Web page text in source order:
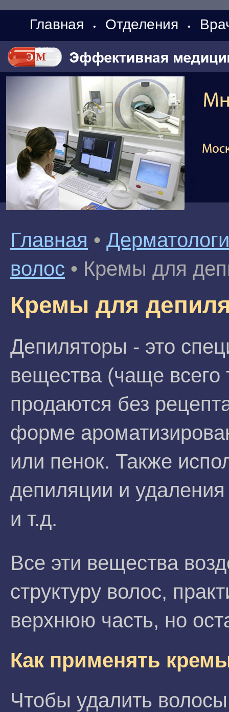
Главная • Отделения •
Главная •
волос • Кремы для
Кремы для
Депиляторы - это
вещества (чаще всего
продаются без
форме
или пенок. Также
депиляции и
и т.д.
Все эти вещества
структуру волос,
верхнюю часть, но
Как применять
Чтобы удалить